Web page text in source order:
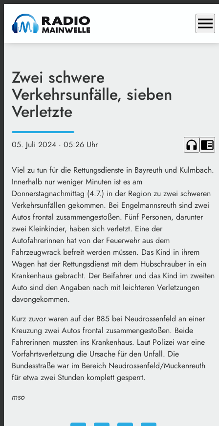
menu
Zwei schwere
Verkehrsunfälle, sieben
Verletzte
05. Juli 2024 · 05:26 Uhr headphones chrome_reader_mode
Viel zu tun für die Rettungsdienste in Bayreuth und Kulmbach.
Innerhalb nur weniger Minuten ist es am
Donnerstagnachmittag (4.7.) in der Region zu zwei schweren
Verkehrsunfällen gekommen. Bei Engelmannsreuth sind zwei
Autos frontal zusammengestoßen. Fünf Personen, darunter
zwei Kleinkinder, haben sich verletzt. Eine der
Autofahrerinnen hat von der Feuerwehr aus dem
Fahrzeugwrack befreit werden müssen. Das Kind in ihrem
Wagen hat der Rettungsdienst mit dem Hubschrauber in ein
Krankenhaus gebracht. Der Beifahrer und das Kind im zweiten
Auto sind den Angaben nach mit leichteren Verletzungen
davongekommen.
Kurz zuvor waren auf der B85 bei Neudrossenfeld an einer
Kreuzung zwei Autos frontal zusammengestoßen. Beide
Fahrerinnen mussten ins Krankenhaus. Laut Polizei war eine
Vorfahrtsverletzung die Ursache für den Unfall. Die
Bundesstraße war im Bereich Neudrossenfeld/Muckenreuth
für etwa zwei Stunden komplett gesperrt.
mso